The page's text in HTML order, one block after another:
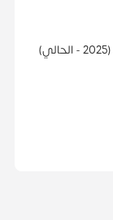
(
2025 - الحالي)